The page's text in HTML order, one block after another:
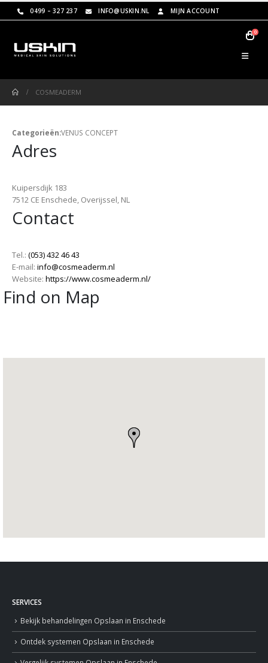
0499 – 327 237 INFO@USKIN.NL MIJN ACCOUNT
0
COSMEADERM
Categorieën:VENUS CONCEPT
Adres
Kuipersdijk 183
7512 CE Enschede, Overijssel, NL
Contact
Tel.: (053) 432 46 43
E-mail: info@cosmeaderm.nl
Website: https://www.cosmeaderm.nl/
Find on Map
SERVICES
Bekijk behandelingen Opslaan in Enschede
Ontdek systemen Opslaan in Enschede